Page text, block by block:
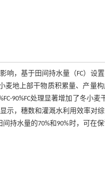
，基于田间持水量（FC）设
了小麦地上部干物质积累量、产
90%FC处理显著增加了冬小麦
示，穗数和灌溉水利用效率对
持水量的70%和90%时，可在